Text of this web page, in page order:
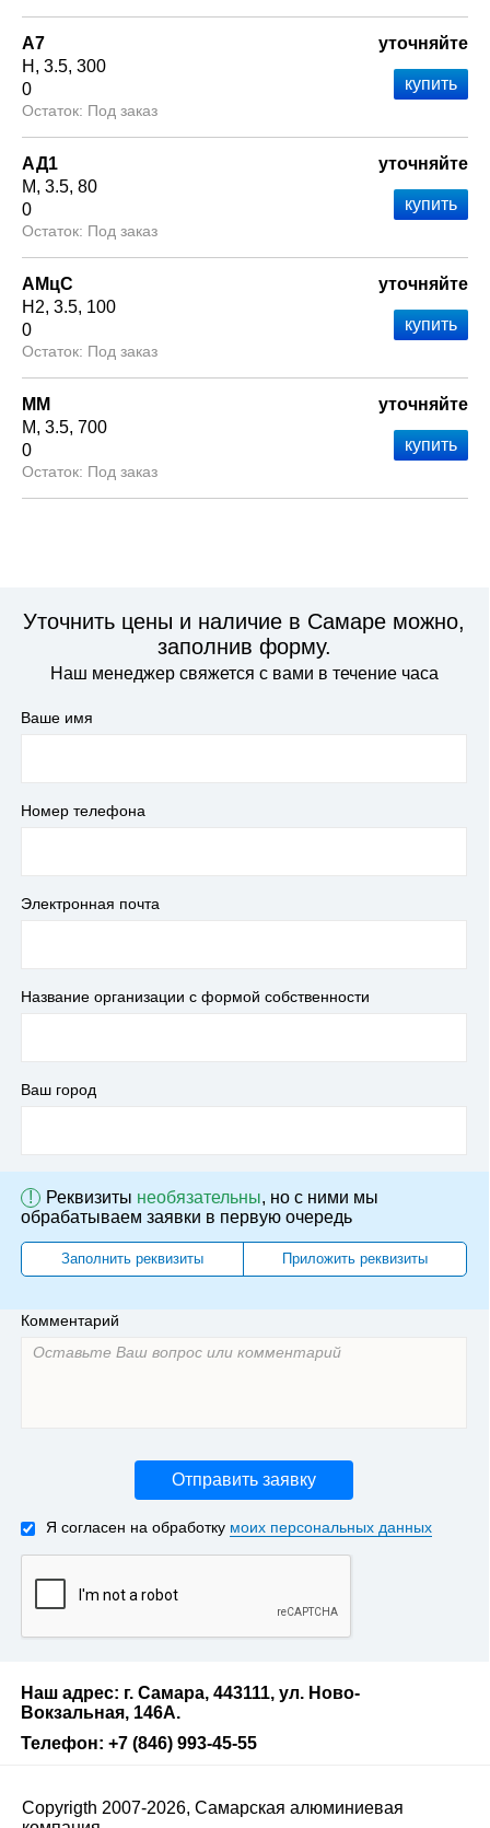
А7
Н
3.5 300
0
Под заказ
уточняйте
АД1
М 3.5 80
0
Под заказ
уточняйте
АМцС
Н2 3.5 100
0
Под заказ
уточняйте
ММ
М 3.5 700
0
Под заказ
уточняйте
Уточнить цены и наличие в Самаре можно,
заполнив форму.
Наш менеджер свяжется с вами в течение часа
Ваше имя
Номер телефона
Электронная почта
Название организации с формой собственности
Ваш город
! Реквизиты необязательны, но с ними мы
обрабатываем заявки в первую очередь
Заполнить реквизиты Приложить реквизиты
Комментарий
Отправить заявку
Я согласен на обработку моих персональных данных
Наш адрес: г. Самара, 443111, ул. Ново-
Вокзальная, 146А.
Телефон: +7 (846) 993-45-55
Copyrigth 2007-2026, Самарская алюминиевая